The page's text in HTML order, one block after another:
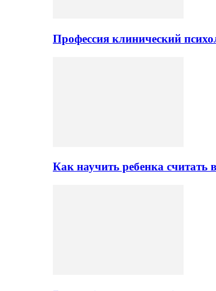
Профессия клинический
Как научить ребенка